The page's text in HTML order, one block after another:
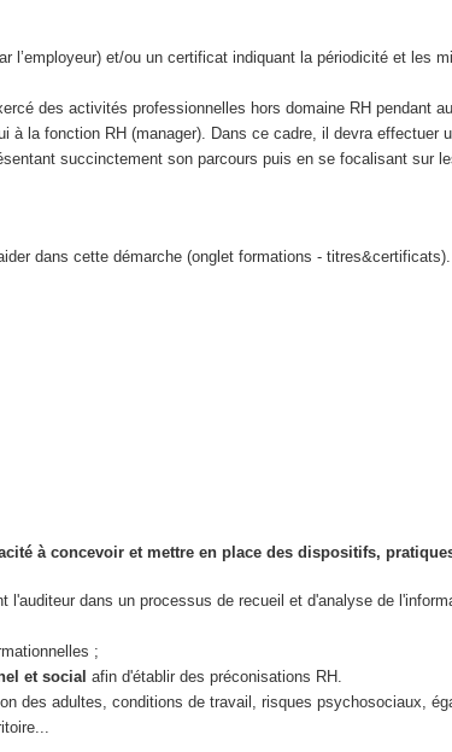
et/ou un certificat indiquant la périodicité et les
des activités professionnelles hors domaine RH pendant
à la fonction RH (manager). Dans ce cadre, il devra effectuer
succinctement son parcours puis en se focalisant sur
dans cette démarche (onglet formations - titres&certificats).
à concevoir et mettre en place des dispositifs,
l'auditeur dans un processus de recueil et d'analyse de
;
et social afin d'établir des préconisations RH.
des adultes, conditions de travail, risques psychosociaux,